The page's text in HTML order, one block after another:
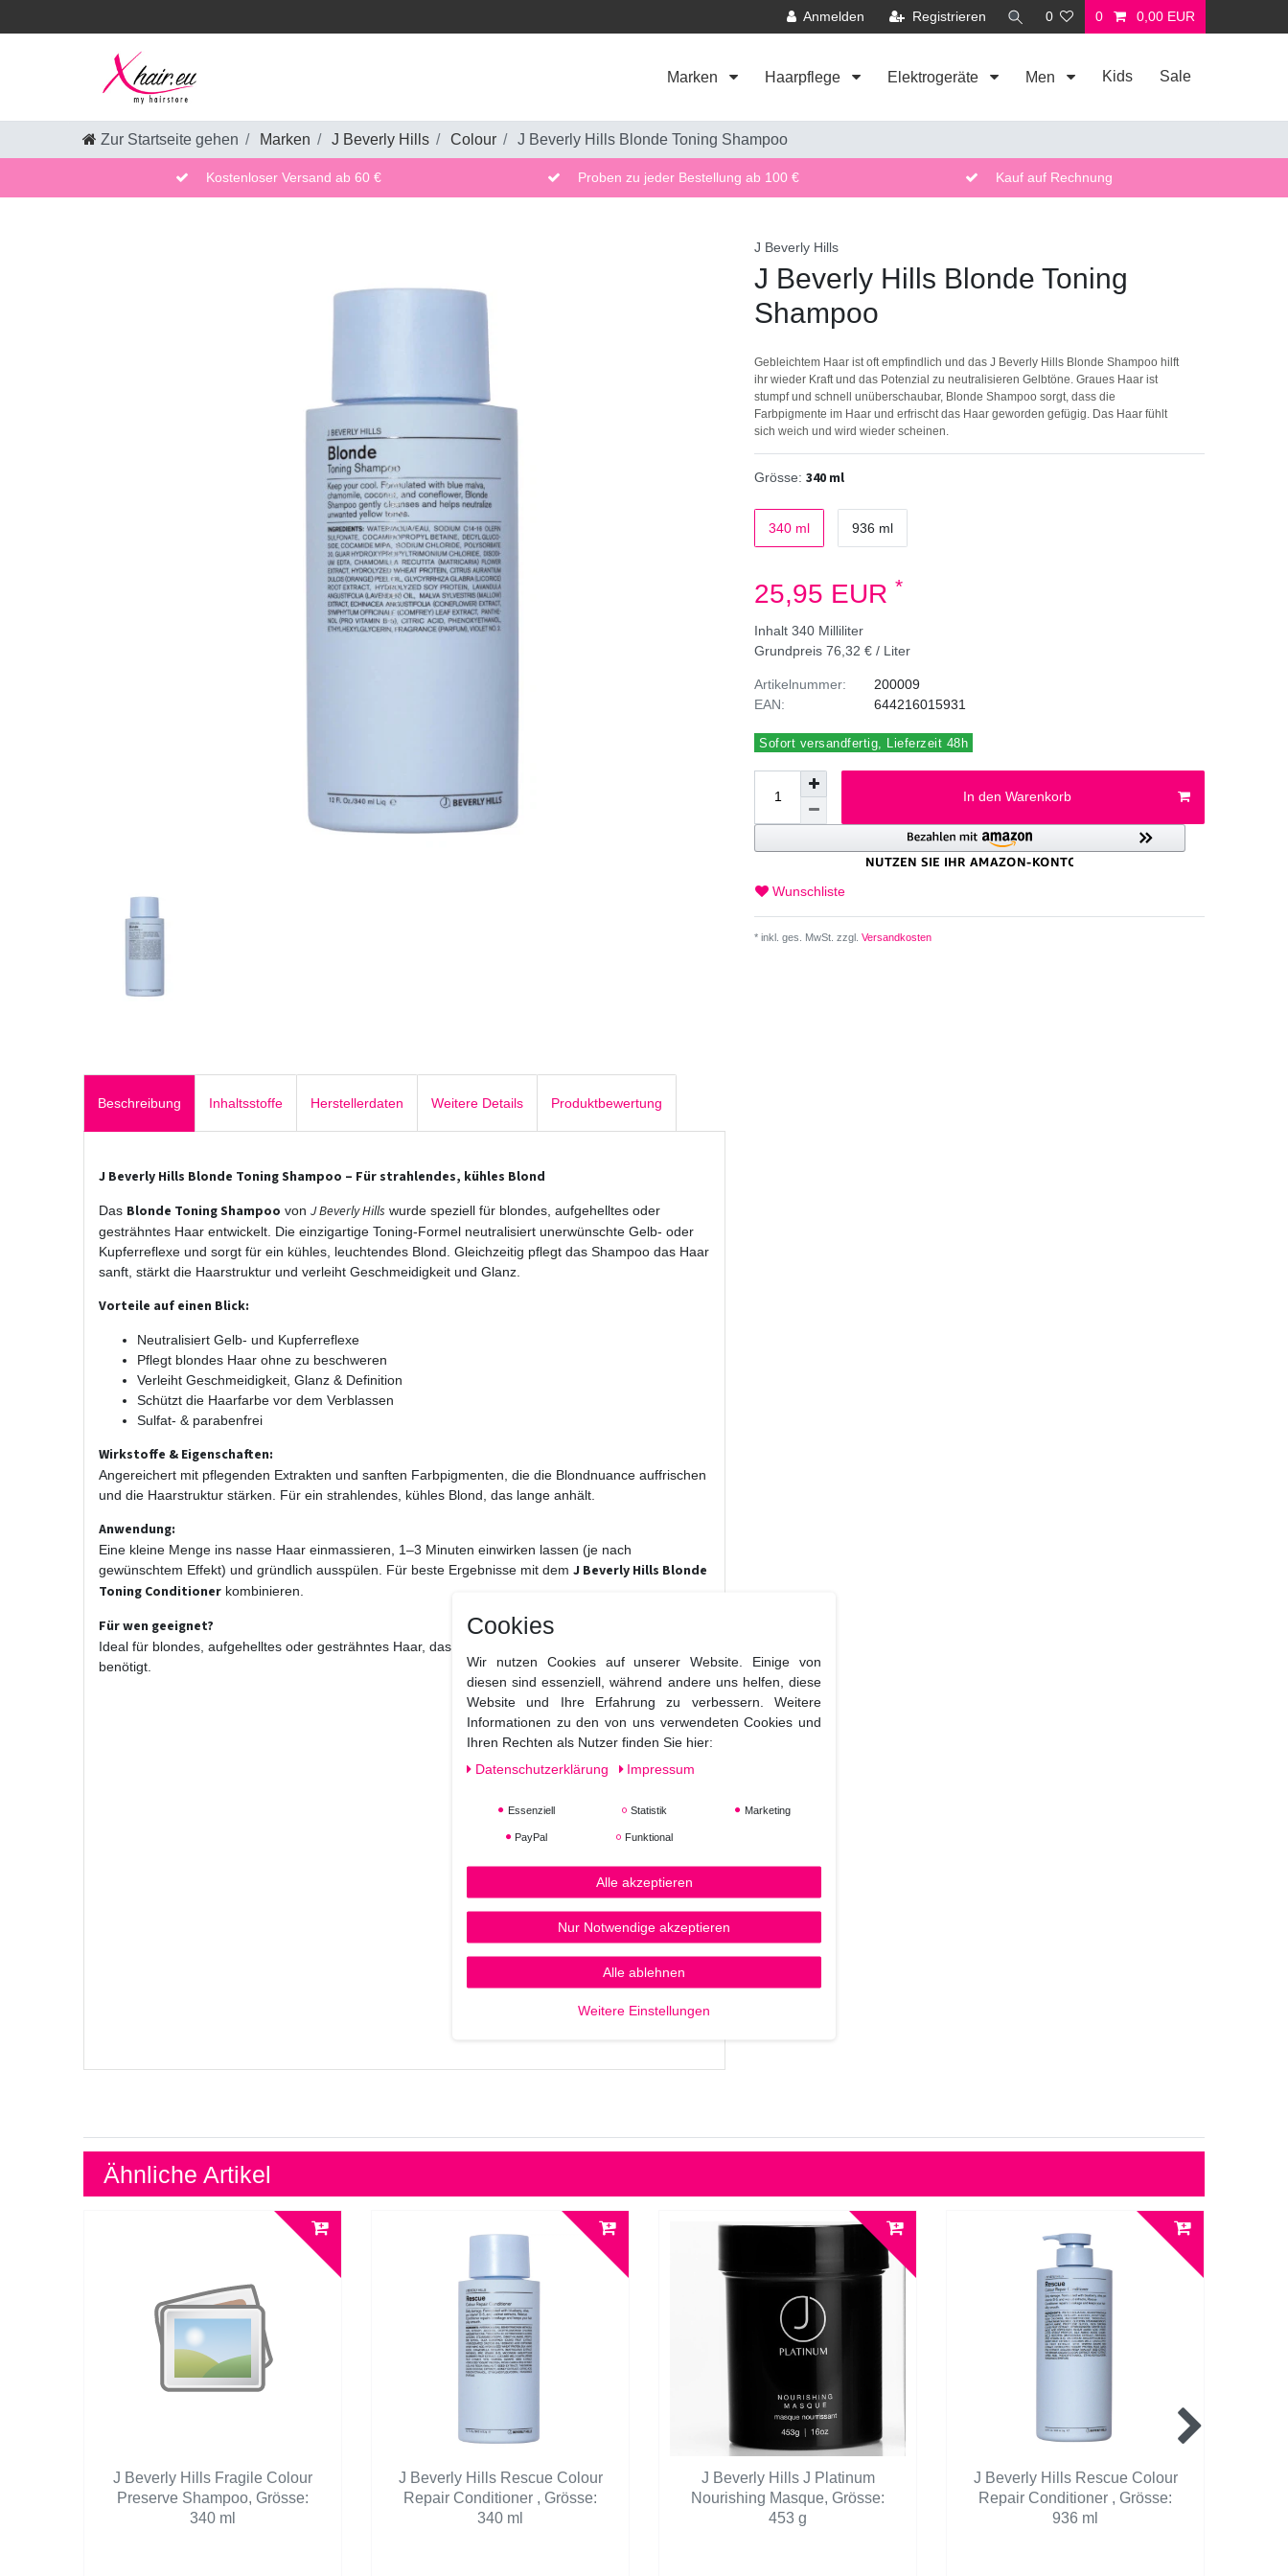
Anmelden Registrieren 0 0 0,00 EUR
Marken Haarpflege Elektrogeräte Men Kids Sale
Zur Startseite gehen Marken J Beverly Hills Colour J Beverly Hills Blonde Toning Shampoo
Kostenloser Versand ab 60 € Proben zu jeder Bestellung ab 100 € Kauf auf Rechnung
J Beverly Hills
J Beverly Hills Blonde Toning
Shampoo
Gebleichtem Haar ist oft empfindlich und das J Beverly Hills Blonde Shampoo hilft
ihr wieder Kraft und das Potenzial zu neutralisieren Gelbtöne. Graues Haar ist
stumpf und schnell unüberschaubar, Blonde Shampoo sorgt, dass die
Farbpigmente im Haar und erfrischt das Haar geworden gefügig. Das Haar fühlt
sich weich und wird wieder scheinen.
Grösse: 340 ml
340 ml 936 ml
25,95 EUR *
Inhalt 340 Milliliter
Grundpreis 76,32 € / Liter
Artikelnummer:
EAN:
200009
644216015931
Sofort versandfertig, Lieferzeit 48h
In den Warenkorb
Wunschliste
* inkl. ges. MwSt. zzgl. Versandkosten
Beschreibung Inhaltsstoffe Herstellerdaten Weitere Details Produktbewertung
J Beverly Hills Blonde Toning Shampoo – Für strahlendes, kühles Blond
Das Blonde Toning Shampoo von J Beverly Hills wurde speziell für blondes, aufgehelltes oder
gesträhntes Haar entwickelt. Die einzigartige Toning-Formel neutralisiert unerwünschte Gelb- oder
Kupferreflexe und sorgt für ein kühles, leuchtendes Blond. Gleichzeitig pflegt das Shampoo das Haar
sanft, stärkt die Haarstruktur und verleiht Geschmeidigkeit und Glanz.
Vorteile auf einen Blick:
Neutralisiert Gelb- und Kupferreflexe
Pflegt blondes Haar ohne zu beschweren
Verleiht Geschmeidigkeit, Glanz & Definition
Schützt die Haarfarbe vor dem Verblassen
Sulfat- & parabenfrei
Wirkstoffe & Eigenschaften:
Angereichert mit pflegenden Extrakten und sanften Farbpigmenten, die die Blondnuance auffrischen
und die Haarstruktur stärken. Für ein strahlendes, kühles Blond, das lange anhält.
Anwendung:
Eine kleine Menge ins nasse Haar einmassieren, 1–3 Minuten einwirken lassen (je nach
gewünschtem Effekt) und gründlich ausspülen. Für beste Ergebnisse mit dem J Beverly Hills Blonde
Toning Conditioner kombinieren.
Für wen geeignet?
Ideal für blondes, aufgehelltes oder gesträhntes Haar, das kühle Töne, Glanz und intensive Pflege
benötigt.
Ähnliche Artikel
J Beverly Hills Fragile Colour
Preserve Shampoo, Grösse:
340 ml
J Beverly Hills Rescue Colour
Repair Conditioner , Grösse:
340 ml
J Beverly Hills J Platinum
Nourishing Masque, Grösse:
453 g
J Beverly Hills Rescue Colour
Repair Conditioner , Grösse:
936 ml
Cookies
Wir nutzen Cookies auf unserer Website. Einige von
diesen sind essenziell, während andere uns helfen, diese
Website und Ihre Erfahrung zu verbessern. Weitere
Informationen zu den von uns verwendeten Cookies und
Ihren Rechten als Nutzer finden Sie hier:
Daten­schutz­erklärung
Impressum
Essenziell Statistik Marketing
PayPal Funktional
Alle akzeptieren
Nur Notwendige akzeptieren
Alle ablehnen
Weitere Einstellungen